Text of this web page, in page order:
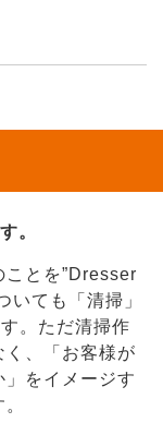
。
とを”Dresser
いても「清掃」
。ただ清掃作
、「お客様が
をイメージす